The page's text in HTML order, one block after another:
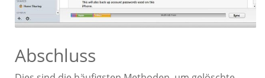
Abschluss